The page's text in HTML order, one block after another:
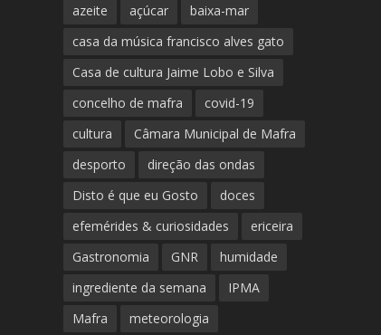
azeite
açúcar
baixa-mar
casa da música francisco alves gato
Casa de cultura Jaime Lobo e Silva
concelho de mafra
covid-19
cultura
Câmara Municipal de Mafra
desporto
direção das ondas
Disto é que eu Gosto
doces
efemérides & curiosidades
ericeira
Gastronomia
GNR
humidade
ingrediente da semana
IPMA
Mafra
meteorologia